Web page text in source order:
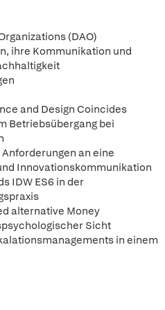
(DAO)
ihre Kommunikation und
and Design Coincides
Betriebsübergang bei
an eine
Innovationskommunikation
IDW ES6 in der
alternative Money
Sicht
in einem